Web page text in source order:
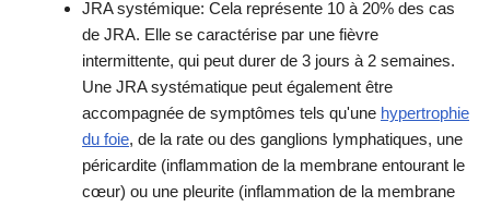
JRA systémique: Cela représente 10 à 20% des cas
de JRA. Elle se caractérise par une fièvre
intermittente, qui peut durer de 3 jours à 2 semaines.
Une JRA systématique peut également être
accompagnée de symptômes tels qu'une hypertrophie
du foie, de la rate ou des ganglions lymphatiques, une
péricardite (inflammation de la membrane entourant le
cœur) ou une pleurite (inflammation de la membrane